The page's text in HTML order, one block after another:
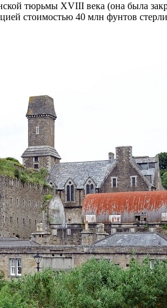
тюрьмы XVIII века (она была
стоимостью 40 млн фунтов